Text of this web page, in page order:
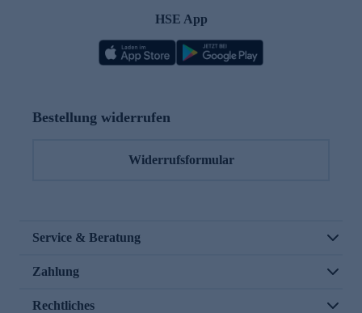
HSE App
Bestellung widerrufen
Widerrufsformular
Service & Beratung
Zahlung
Rechtliches